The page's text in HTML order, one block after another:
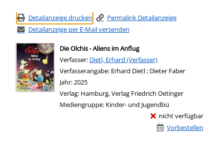
Detailanzeige drucken
Permalink Detailanzeige
Detailanzeige per E-Mail versenden
Die Olchis - Aliens im Anflug
Verfasser: Suche nach diesem Verfasser
Dietl, Erhard (Verfasser)
Verfasserangabe: Erhard Dietl ; Dieter Faber
Jahr:2025
Verlag: Hamburg, Verlag Friedrich Oetinger
Mediengruppe: Kinder- und Jugendbü
nicht verfügbar
Vorbestellen